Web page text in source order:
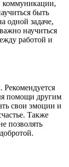
коммуникации,
быть
одной задаче,
научиться
работой и
помощи другим
свои эмоции и
Также
позволять